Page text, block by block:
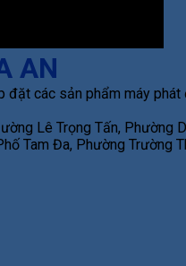
AN
đặt các sản phẩm máy
Lê Trọng Tấn, Phường
Tam Đa, Phường Trường